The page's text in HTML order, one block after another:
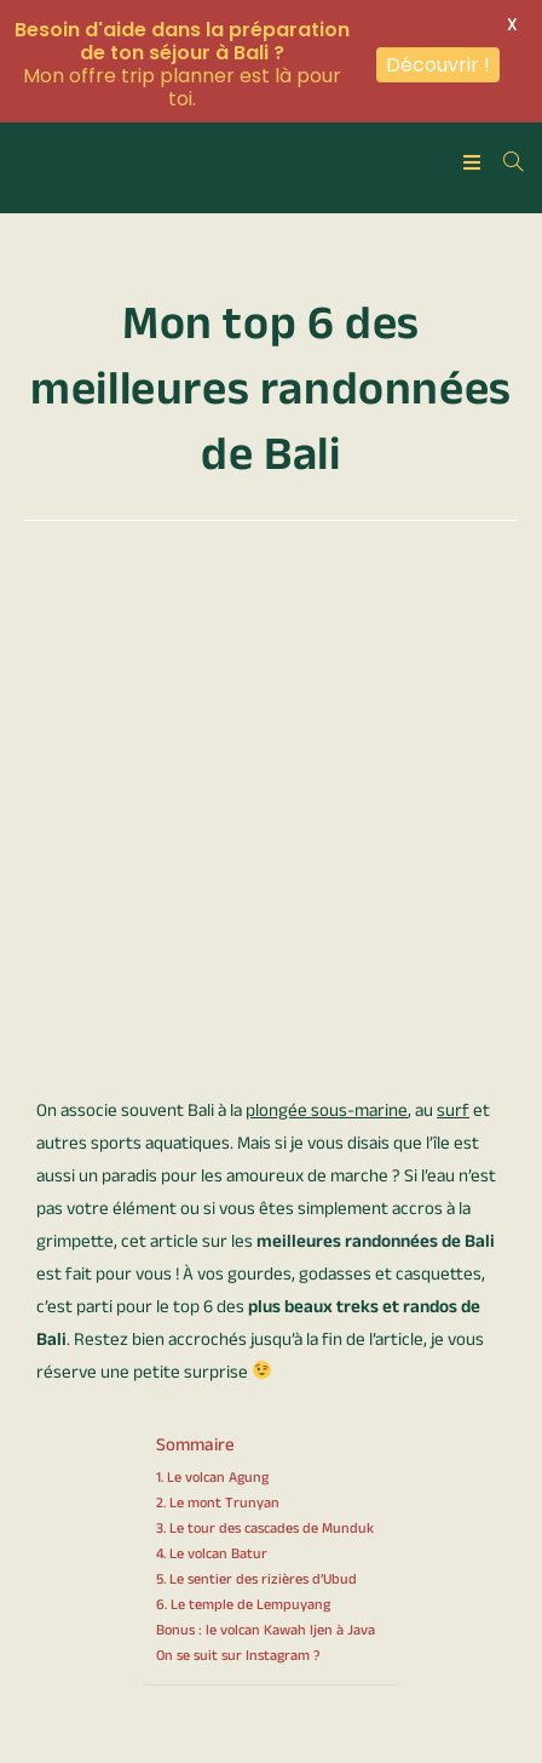
Mon top 6 des
meilleures randonnées
de Bali
On associe souvent Bali à laplongée sous-marine, ausurfet
autres sports aquatiques. Mais si je vous disais que l’île est
aussi un paradis pour les amoureux de marche ? Si l’eau n’est
pas votre élément ou si vous êtes simplement accros à la
grimpette, cet article sur lesmeilleures randonnées de Bali
est fait pour vous ! À vos gourdes, godasses et casquettes,
c’est parti pour le top 6 desplus beaux treks et randos de
Bali. Restez bien accrochés jusqu’à la fin de l’article, je vous
réserve une petite surprise
Sommaire
1. Le volcan Agung
2. Le mont Trunyan
3. Le tour des cascades de Munduk
4. Le volcan Batur
5. Le sentier des rizières d’Ubud
6. Le temple de Lempuyang
Bonus : le volcan Kawah Ijen à Java
On se suit sur Instagram ?
Besoin d'aide dans la préparation
de ton séjour à Bali ?
Mon offre trip planner est là pour
toi.
Découvrir !
X